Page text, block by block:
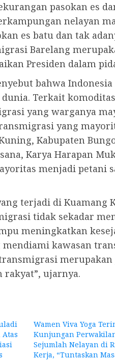
pasokan es
nelayan
es batu dan tak
Barelang
Presiden dalam
bahwa
Terkait
yang warganya
yang
Kabupaten
Karya Harapan
menjadi petani
terjadi di Kuamang
tidak sekadar
meningkatkan
kawasan
rakyat”, ujarnya.
Wamen Viva Yoga
Kunjungan
Sejumlah Nelayan di
Kerja, “Tuntaskan